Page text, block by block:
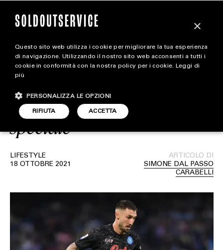
extra
ALL EXTRA
ART & DESIGN
CINEMA
LIFESTYLE
MOTORS
SOUND
Il Napoli e Giorgio Armani
festeggiano Halloween
attraverso una maglia
speciale
LIFESTYLE
18 OTTOBRE 2021
ARTICOLO DI
SIMONE DAL PASSO
CARABELLI
×
Questo sito web utilizza i cookie per migliorare la tua esperienza
di navigazione. Utilizzando il nostro sito web acconsenti a tutti i
cookie in conformità con la nostra policy per i cookie. Leggi di
più
ACCETTA
RIFIUTA
PERSONALIZZA LE OPZIONI